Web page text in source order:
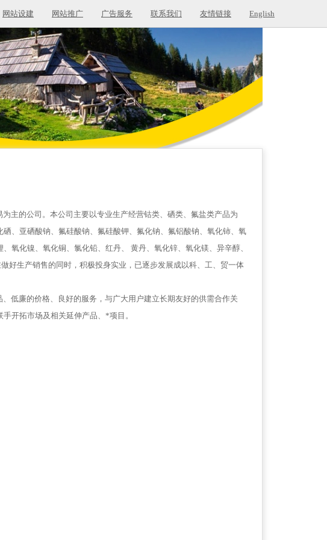
网站设建 网站推广 广告服务 联系我们 友情链接 English
主的公司。本公司主要以专业生产经营钴类、硒类、氟盐类产品为
、亚硒酸钠、氟硅酸钠、氟硅酸钾、氟化钠、氟铝酸钠、氧化铈、氧
氧化镍、氧化铜、氯化铅、红丹、 黄丹、氧化锌、氧化镁、异辛醇、
好生产销售的同时，积极投身实业，已逐步发展成以科、工、贸一体
低廉的价格、良好的服务，与广大用户建立长期友好的供需合作关
开拓市场及相关延伸产品、*项目。